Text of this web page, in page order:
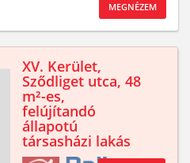
MEGNÉZEM
XV. Kerület,
Sződliget utca, 48
m²-es,
felújítandó
állapotú
társasházi lakás